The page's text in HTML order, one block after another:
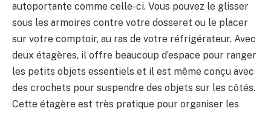
autoportante comme celle-ci. Vous pouvez le glisser
sous les armoires contre votre dosseret ou le placer
sur votre comptoir, au ras de votre réfrigérateur. Avec
deux étagères, il offre beaucoup d’espace pour ranger
les petits objets essentiels et il est même conçu avec
des crochets pour suspendre des objets sur les côtés.
Cette étagère est très pratique pour organiser les